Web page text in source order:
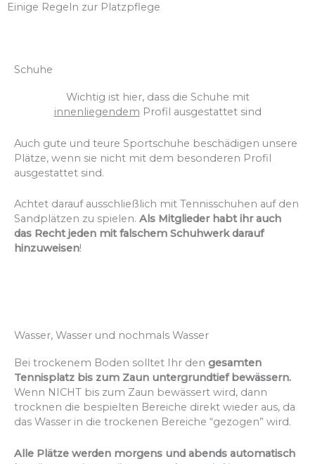
Einige Regeln zur Platzpflege
Schuhe
Wichtig ist hier, dass die Schuhe mit
innenliegendem Profil ausgestattet sind
Auch gute und teure Sportschuhe beschädigen unsere
Plätze, wenn sie nicht mit dem besonderen Profil
ausgestattet sind.
Achtet darauf ausschließlich mit Tennisschuhen auf den
Sandplätzen zu spielen. Als Mitglieder habt ihr auch
das Recht jeden mit falschem Schuhwerk darauf
hinzuweisen!
Wasser, Wasser und nochmals Wasser
Bei trockenem Boden solltet Ihr den gesamten
Tennisplatz bis zum Zaun untergrundtief bewässern.
Wenn NICHT bis zum Zaun bewässert wird, dann
trocknen die bespielten Bereiche direkt wieder aus, da
das Wasser in die trockenen Bereiche “gezogen” wird.
Alle Plätze werden morgens und abends automatisch